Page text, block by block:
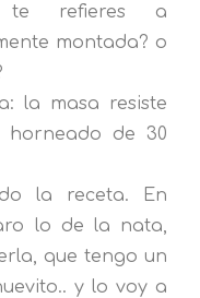
te refieres a
montada? o
la masa resiste
horneado de 30
la receta. En
lo de la nata,
que tengo un
y lo voy a